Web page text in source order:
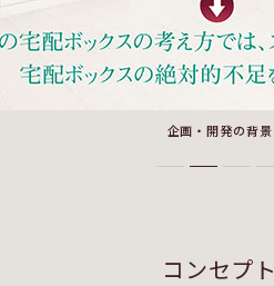
企画・開発の背景
コンセプト